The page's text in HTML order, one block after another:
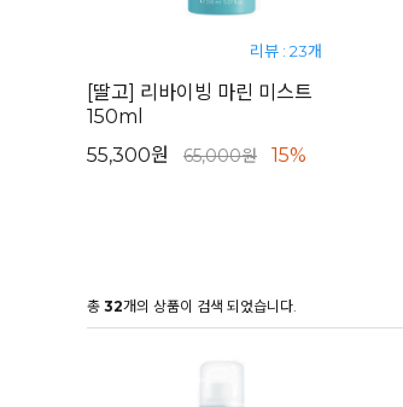
리뷰 : 23개
[딸고] 리바이빙 마린 미스트
150ml
55,300원
65,000원 15%
총 32개의 상품이 검색 되었습니다.